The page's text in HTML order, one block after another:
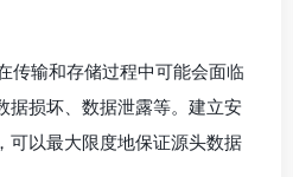
传输和存储过程中可能会面临
据损坏、数据泄露等。建立安
可以最大限度地保证源头数据